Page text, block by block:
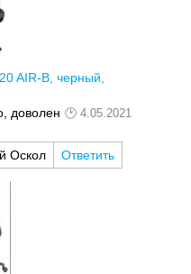
AIR-B, черный,
доволен
4.05.2021
Оскол Ответить